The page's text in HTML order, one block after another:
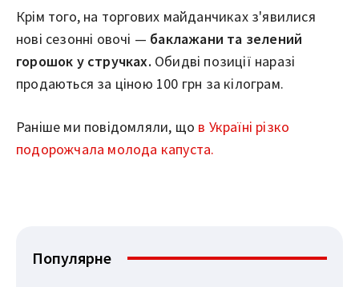
Крім того, на торгових майданчиках з'явилися
нові сезонні овочі — баклажани та зелений
горошок у стручках. Обидві позиції наразі
продаються за ціною 100 грн за кілограм.
Раніше ми повідомляли, що в Україні різко
подорожчала молода капуста.
Популярне